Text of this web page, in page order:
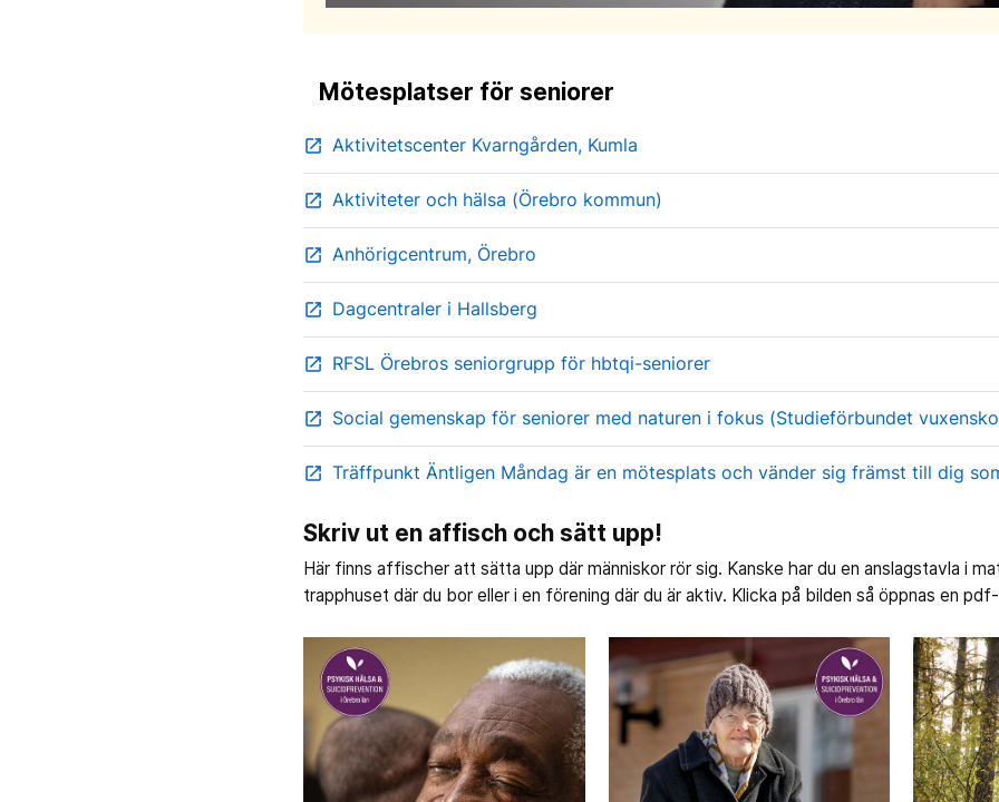
Mötesplatser för seniorer
open_in_new Aktivitetscenter Kvarngården, Kumla
open_in_new Aktiviteter och hälsa (Örebro kommun)
open_in_new Anhörigcentrum, Örebro
open_in_new Dagcentraler i Hallsberg
open_in_new RFSL Örebros seniorgrupp för hbtqi-seniorer
open_in_new Social gemenskap för seniorer med naturen i fokus (Studieförbundet
open_in_new Träffpunkt Äntligen Måndag är en mötesplats och vänder sig främst till dig
Skriv ut en affisch och sätt upp!
Här finns affischer att sätta upp där människor rör sig. Kanske har du en anslagstavla i
trapphuset där du bor eller i en förening där du är aktiv. Klicka på bilden så öppnas en